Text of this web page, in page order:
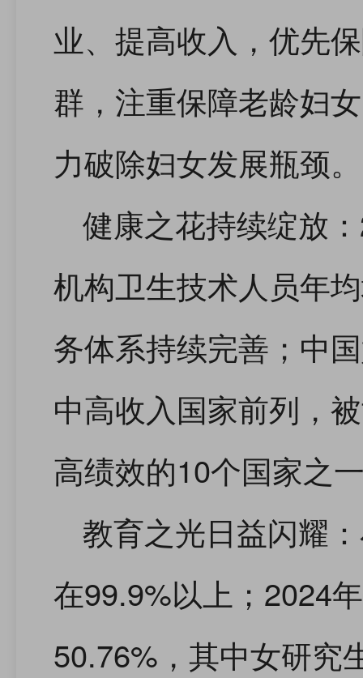
业、提高收入，优先
群，注重保障老龄妇
力破除妇女发展瓶颈。
健康之花持续绽放
机构卫生技术人员年
务体系持续完善；中
中高收入国家前列，
高绩效的10个国家之
教育之光日益闪耀
在99.9%以上；2024
50.76%，其中女研究